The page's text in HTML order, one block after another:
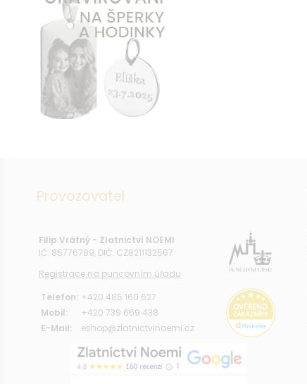
Provozovatel
Filip Vrátný - Zlatnictví NOEMI
IČ: 86776789, DIČ: CZ8211132567
Registrace na puncovním úřadu
Telefon: +420 485 160 627
Mobil:
+420 739 669 438
E-Mail:
eshop@zlatnictvinoemi.cz